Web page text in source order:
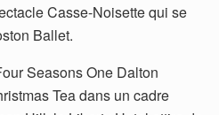
Casse-Noisette qui se
Ballet.
Seasons One Dalton
Tea dans un cadre